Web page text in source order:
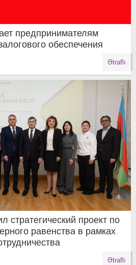
предпринимателям
обеспечения
Ətraflı
стратегический проект по
равенства в рамках
Ətraflı